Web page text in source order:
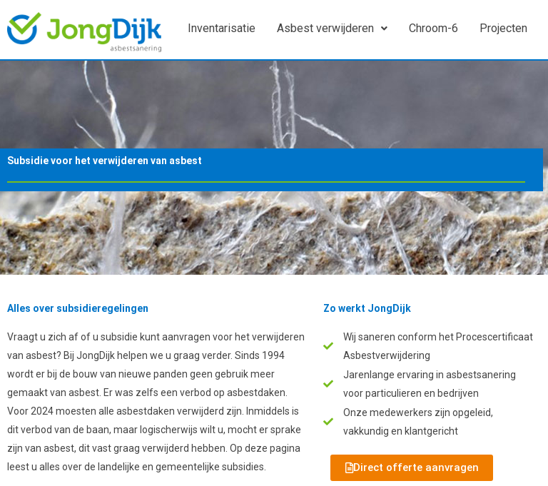
naar
inhoud
Inventarisatie Asbest verwijderen Chroom-6 Projecten
Subsidie voor het verwijderen van asbest
Alles over subsidieregelingen
Vraagt u zich af of u subsidie kunt aanvragen voor het verwijderen
van asbest? Bij JongDijk helpen we u graag verder. Sinds 1994
wordt er bij de bouw van nieuwe panden geen gebruik meer
gemaakt van asbest. Er was zelfs een verbod op asbestdaken.
Voor 2024 moesten alle asbestdaken verwijderd zijn. Inmiddels is
dit verbod van de baan, maar logischerwijs wilt u, mocht er sprake
zijn van asbest, dit vast graag verwijderd hebben. Op deze pagina
leest u alles over de landelijke en gemeentelijke subsidies.
Zo werkt JongDijk
Wij saneren conform het Procescertificaat
Asbestverwijdering​
Jarenlange ervaring in asbestsanering
voor particulieren en bedrijven​
Onze medewerkers zijn opgeleid,
vakkundig en klantgericht​
Direct offerte aanvragen